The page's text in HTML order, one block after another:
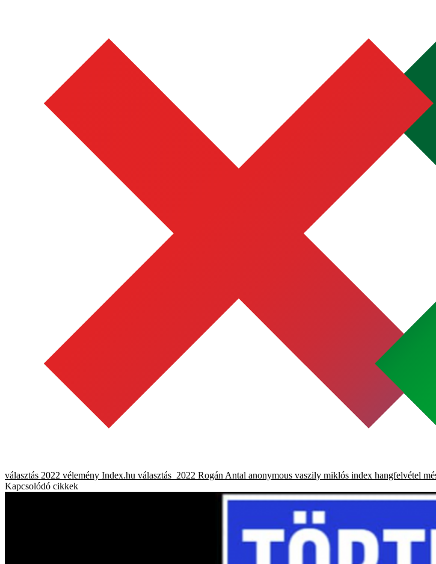
választás 2022 vélemény Index.hu választás_2022 Rogán Antal anonymous vaszily miklós index hangfelvétel
Kapcsolódó cikkek